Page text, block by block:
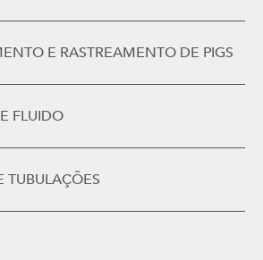
E RASTREAMENTO DE PIGS
FLUIDO
TUBULAÇÕES